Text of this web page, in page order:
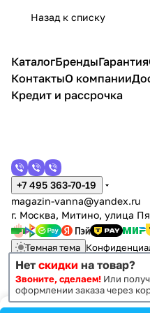
Назад к списку
КаталогБрендыГарантия
КонтактыО компании
Кредит и рассрочка
+7 495 363-70-19
magazin-vanna@yandex.ru
г. Москва, Митино, улица
Темная тема
© 2011 - 2026 Vanna-vanna.ru
Нет скидки на товар?
Звоните, сделаем! Или
оформлении заказа через